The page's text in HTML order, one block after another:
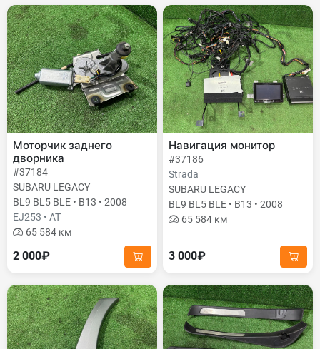
Моторчик заднего
дворника
#37184
SUBARU LEGACY
BL9 BL5 BLE • B13 • 2008
EJ253 • AT
65 584 км
2 000₽
Навигация монитор
#37186
Strada
SUBARU LEGACY
BL9 BL5 BLE • B13 • 2008
65 584 км
3 000₽